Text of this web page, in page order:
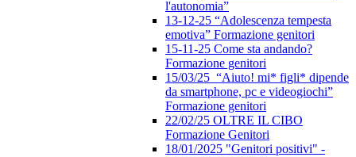
l'autonomia”
13-12-25 “Adolescenza tempesta
emotiva” Formazione genitori
15-11-25 Come sta andando?
Formazione genitori
15/03/25 “Aiuto! mi* figli* dipende
da smartphone, pc e videogiochi”
Formazione genitori
22/02/25 OLTRE IL CIBO
Formazione Genitori
18/01/2025 "Genitori positivi" -